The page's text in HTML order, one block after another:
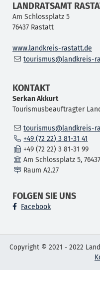
LANDRATSAMT
Am Schlossplatz 5
76437 Rastatt
www.landkreis-rastatt.de
tourismus@landkreis-
KONTAKT
SerkanAkkurt
Tourismusbeauftragter
tourismus@landkreis-
+49 (72 22) 3 81-31 41
+49 (72 22) 3 81-31 99
Am Schlossplatz 5,
Raum A2.27
FOLGEN SIE UNS
Facebook
Copyright © 2021 - 2022